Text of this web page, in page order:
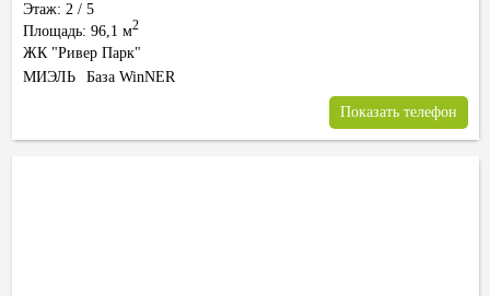
Этаж: 2 / 5
Площадь: 96,1 м2
ЖК "Ривер Парк"
МИЭЛЬ База WinNER
Показать телефон